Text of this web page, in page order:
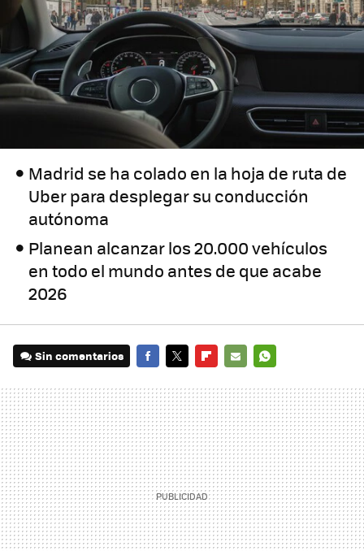
Madrid se ha colado en la hoja de ruta de
Uber para desplegar su conducción
autónoma
Planean alcanzar los 20.000 vehículos
en todo el mundo antes de que acabe
2026
Sin comentarios
MAIL